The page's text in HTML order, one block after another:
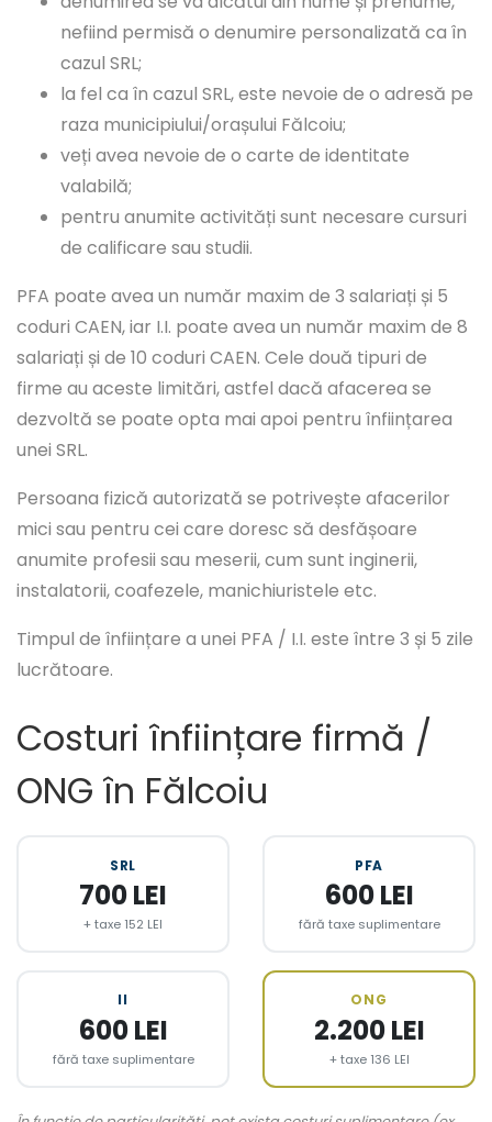
nefiind permisă o denumire personalizată ca în
cazul SRL;
la fel ca în cazul SRL, este nevoie de o adresă pe
raza municipiului/orașului Fălcoiu;
veți avea nevoie de o carte de identitate
valabilă;
pentru anumite activități sunt necesare cursuri
de calificare sau studii.
PFA poate avea un număr maxim de 3 salariați și 5
coduri CAEN, iar I.I. poate avea un număr maxim de 8
salariați și de 10 coduri CAEN. Cele două tipuri de
firme au aceste limitări, astfel dacă afacerea se
dezvoltă se poate opta mai apoi pentru înființarea
unei SRL.
Persoana fizică autorizată se potrivește afacerilor
mici sau pentru cei care doresc să desfășoare
anumite profesii sau meserii, cum sunt inginerii,
instalatorii, coafezele, manichiuristele etc.
Timpul de înființare a unei PFA / I.I. este între 3 și 5 zile
lucrătoare.
Costuri înființare firmă /
ONG în Fălcoiu
SRL
700 LEI
+ taxe 152 LEI
PFA
600 LEI
fără taxe suplimentare
II
600 LEI
fără taxe suplimentare
ONG
2.200 LEI
+ taxe 136 LEI